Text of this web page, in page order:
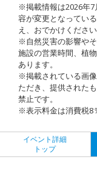
※掲載情報は2026年7
容が変更となってい
え、おでかけください
※自然災害の影響や
施設の営業時間、植
あります。
※掲載されている画
ただき、提供された
禁止です。
※表示料金は消費税8
イベント詳細
トップ